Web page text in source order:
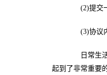
(2)提交一
(3)协议内
日常生活
起到了非常重要